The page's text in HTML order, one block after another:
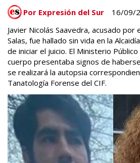
Javier Nicolás Saavedra, acusado por
Salas, fue hallado sin vida en la
de iniciar el juicio. El Ministerio
cuerpo presentaba signos de
se realizará la autopsia
Tanatología Forense del CIF.
16/09/
Por Expresión del Sur